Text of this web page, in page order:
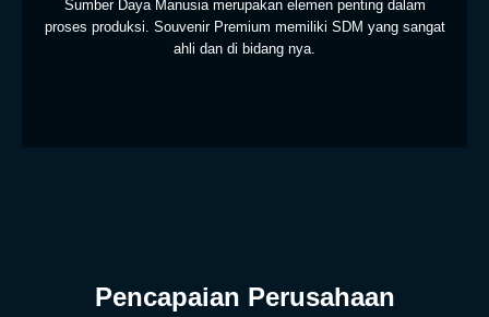
Sumber Daya Manusia merupakan elemen penting dalam
proses produksi. Souvenir Premium memiliki SDM yang sangat
ahli dan di bidang nya.
Pencapaian Perusahaan